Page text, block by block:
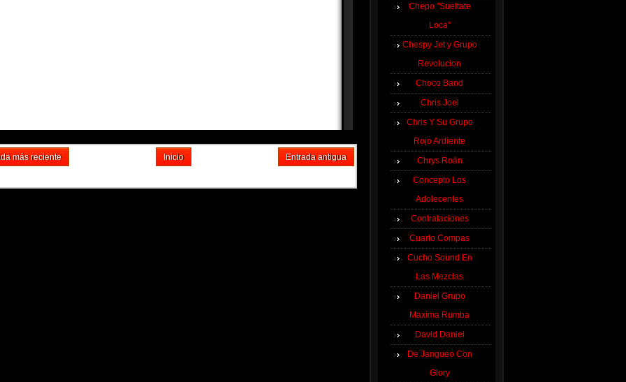
más reciente Entrada antigua
Inicio
Chepo "Sueltate
Loca"
Chespy Jet y Grupo
Revolucion
Choco Band
Chris Joel
Chris Y Su Grupo
Rojo Ardiente
Chrys Roán
Concepto Los
Adolecentes
Contrataciones
Cuarto Compas
Cucho Sound En
Las Mezclas
Daniel Grupo
Maxima Rumba
David Daniel
De Jangueo Con
Glory